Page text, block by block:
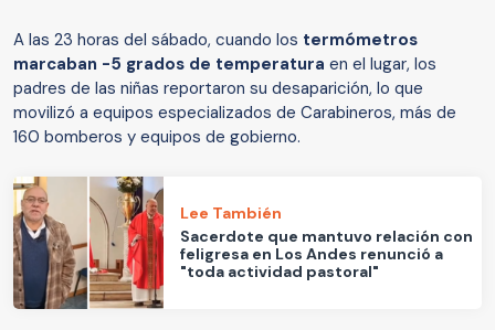
A las 23 horas del sábado, cuando los termómetros
marcaban -5 grados de temperatura en el lugar, los
padres de las niñas reportaron su desaparición, lo que
movilizó a equipos especializados de Carabineros, más de
160 bomberos y equipos de gobierno.
Lee También
Sacerdote que mantuvo relación con
feligresa en Los Andes renunció a
"toda actividad pastoral"